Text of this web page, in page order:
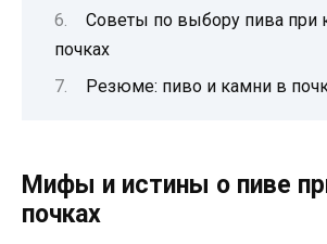
Советы по выбору пива при
почках
Резюме: пиво и камни в
Мифы и истины о пиве
почках